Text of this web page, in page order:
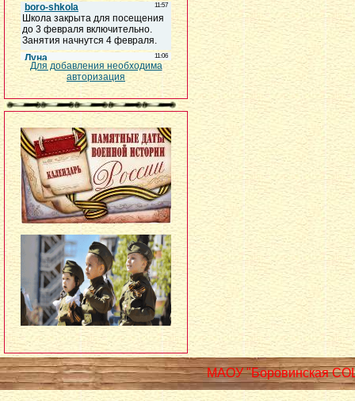
Для добавления необходима
авторизация
МАОУ "Боровинская